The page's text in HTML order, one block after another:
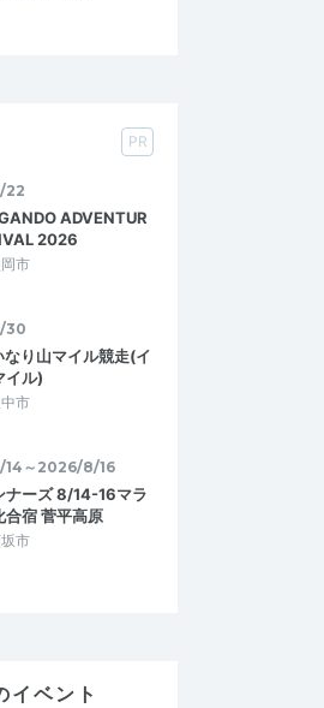
2026/07/09
PR
22
ADVENTUR
2026
市
30
り山マイル競走(イ
イル)
市
～2026/8/16
ナーズ 8/14-16マラ
合宿 菅平高原
市
イベント